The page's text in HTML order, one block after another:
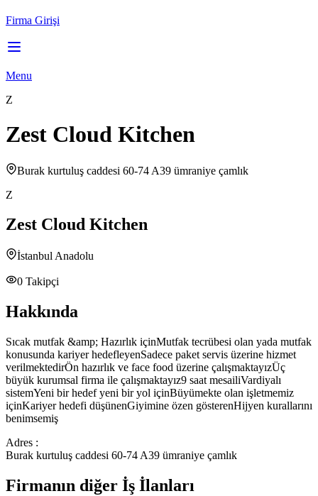
Firma Girişi
Menu
Z
Zest Cloud Kitchen
Burak kurtuluş caddesi 60-74 A39 ümraniye çamlık
Z
Zest Cloud Kitchen
İstanbul Anadolu
0 Takipçi
Hakkında
Sıcak mutfak &amp; Hazırlık içinMutfak tecrübesi olan yada mutfak
konusunda kariyer hedefleyenSadece paket servis üzerine hizmet
verilmektedirÖn hazırlık ve face food üzerine çalışmaktayızÜç
büyük kurumsal firma ile çalışmaktayız9 saat mesailiVardiyalı
sistemYeni bir hedef yeni bir yol içinBüyümekte olan işletmemiz
içinKariyer hedefi düşünenGiyimine özen gösterenHijyen kurallarını
benimsemiş
Adres :
Burak kurtuluş caddesi 60-74 A39 ümraniye çamlık
Firmanın diğer İş İlanları